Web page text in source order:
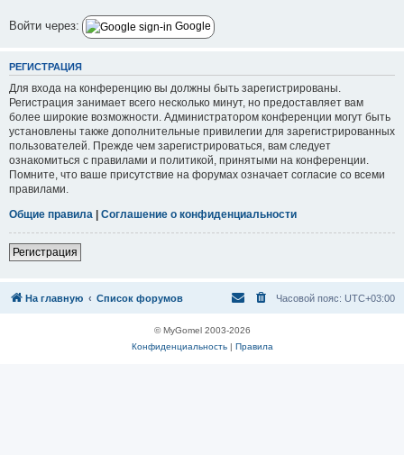
Войти через: Google
РЕГИСТРАЦИЯ
Для входа на конференцию вы должны быть зарегистрированы.
Регистрация занимает всего несколько минут, но предоставляет вам
более широкие возможности. Администратором конференции могут быть
установлены также дополнительные привилегии для зарегистрированных
пользователей. Прежде чем зарегистрироваться, вам следует
ознакомиться с правилами и политикой, принятыми на конференции.
Помните, что ваше присутствие на форумах означает согласие со всеми
правилами.
Общие правила | Соглашение о конфиденциальности
Регистрация
На главную Список форумов Часовой пояс: UTC+03:00
© MyGomel 2003-2026
Конфиденциальность| Правила